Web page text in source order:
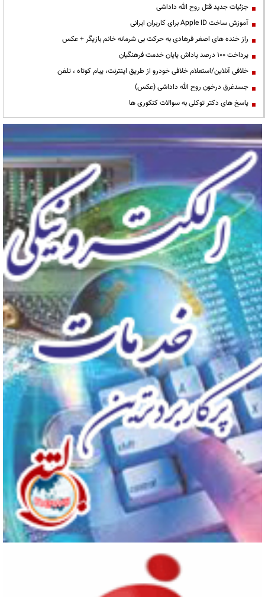
جزئیات جدید قتل روح الله داداشی
آموزش ساخت Apple ID برای کاربران ایرانی
راز خنده های اصغر فرهادی به حرکت بی شرمانه خانم بازیگر + عکس
پرداخت ۱۰۰ درصد پاداش پایان خدمت فرهنگیان
خلافی آنلاین/استعلام خلافی خودرو از طریق اینترنت، پیام کوتاه ، تلفن
جسدغرق درخون روح الله داداشی (عکس)
پاسخ های دکتر توکلی به سوالات کنکوری ها